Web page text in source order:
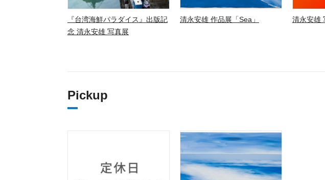
『台湾海鮮パラダイス』出版記
念 清永安雄 写真展
清永安雄 作品展「Sea」 清永安雄
Pickup